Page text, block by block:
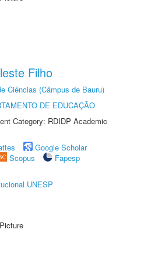
Filho
Ciências (Câmpus de Bauru)
DE EDUCAÇÃO
Category: RDIDP Academic
Google Scholar
Scopus
Fapesp
UNESP